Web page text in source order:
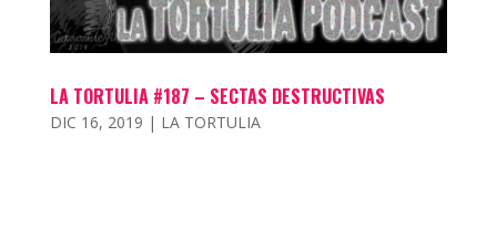
LA TORTULIA #187 – SECTAS DESTRUCTIVAS
DIC 16, 2019 | LA TORTULIA